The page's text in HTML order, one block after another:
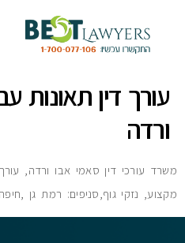
עורך דין תאונות
ורדה
משרד עורכי דין סאמי אבו ורדה,
מקצוע, נזקי גוף,סניפים: רמת גן ,חיפה